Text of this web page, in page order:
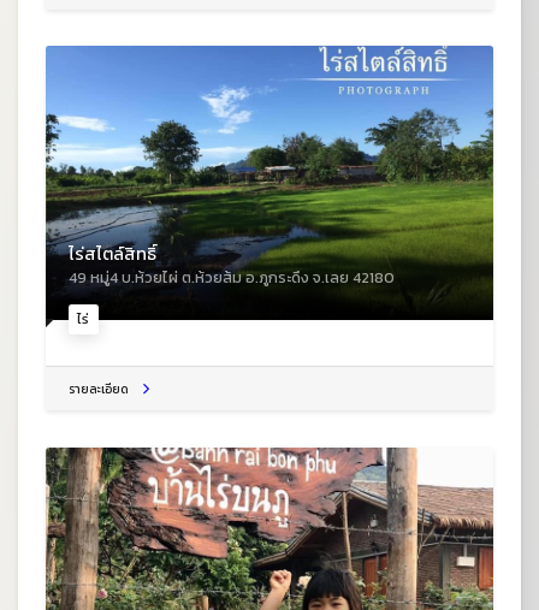
ไร่
ไร่สไตล์สิทธิ์
49 หมู่4 บ.ห้วยไผ่ ต.ห้วยส้ม อ.ภูกระดึง จ.เลย 42180
รายละเอียด